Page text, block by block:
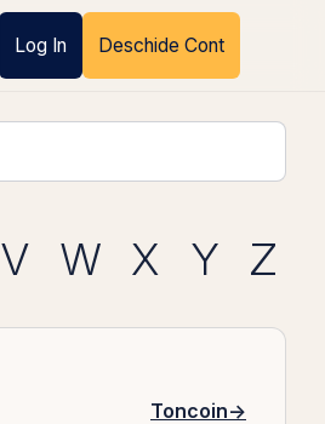
Log In Deschide Cont
V W X Y Z
Toncoin→